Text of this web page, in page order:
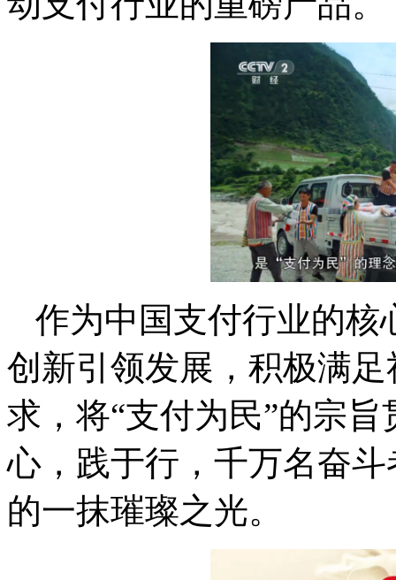
作为中国支付行业的核
创新引领发展，积极满
求，将“支付为民”的宗
心，践于行，千万名奋
的一抹璀璨之光。